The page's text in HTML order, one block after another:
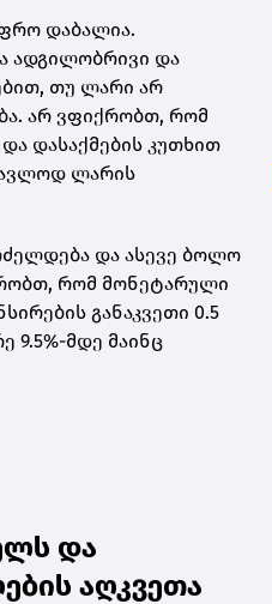
დაბალია.
ადგილობრივი და
თუ ლარი არ
არ ვფიქრობთ, რომ
დასაქმების კუთხით
ლარის
და ასევე ბოლო
რომ მონეტარული
განაკვეთი 0.5
მდე მაინც
და
აღკვეთა